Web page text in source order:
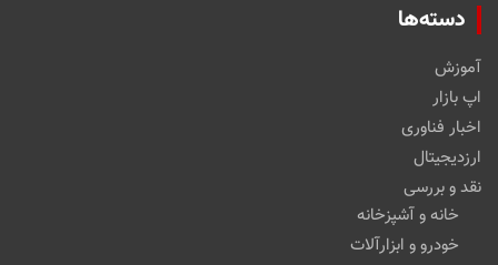
دسته‌ها
آموزش
اپ بازار
اخبار فناوری
ارزدیجیتال
نقد و بررسی
خانه و آشپزخانه
خودرو و ابزارآلات